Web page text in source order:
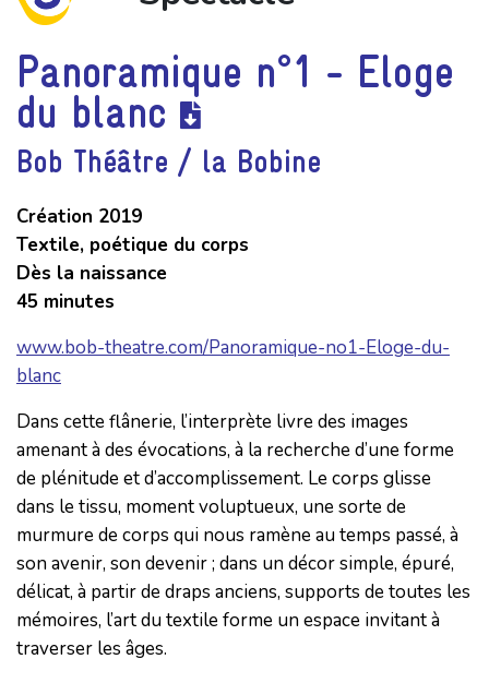
Panoramique n°1 - Eloge
du blanc
Bob Théâtre / la Bobine
Création 2019
Textile, poétique du corps
Dès la naissance
45 minutes
www.bob-theatre.com/Panoramique-no1-Eloge-du-
blanc
Dans cette flânerie, l’interprète livre des images
amenant à des évocations, à la recherche d’une forme
de plénitude et d’accomplissement. Le corps glisse
dans le tissu, moment voluptueux, une sorte de
murmure de corps qui nous ramène au temps passé, à
son avenir, son devenir ; dans un décor simple, épuré,
délicat, à partir de draps anciens, supports de toutes les
mémoires, l’art du textile forme un espace invitant à
traverser les âges.